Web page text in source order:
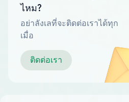
ไหม?
อย่าลังเลที่จะติดต่อเราได้ทุก
เมื่อ
ติดต่อเรา